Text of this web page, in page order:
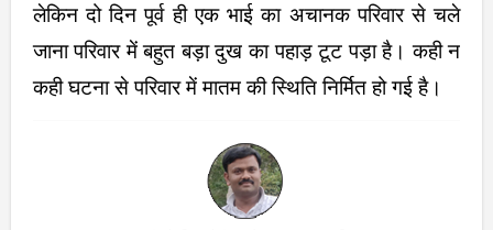
लेकिन दो दिन पूर्व ही एक भाई का अचानक परिवार से चले
जाना परिवार में बहुत बड़ा दुख का पहाड़ टूट पड़ा है। कही न
कही घटना से परिवार में मातम की स्थिति निर्मित हो गई है।